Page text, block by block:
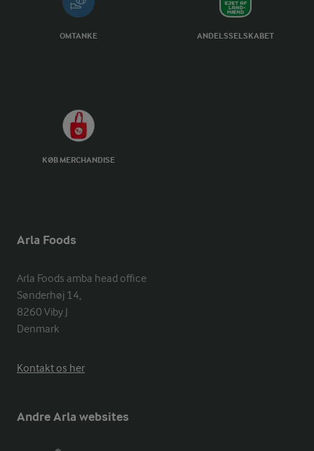
OMTANKE ANDELSSELSKABET
KØB MERCHANDISE
Arla Foods
Arla Foods amba head office
Sønderhøj 14,
8260 Viby J
Denmark
Kontakt os her
Andre Arla websites